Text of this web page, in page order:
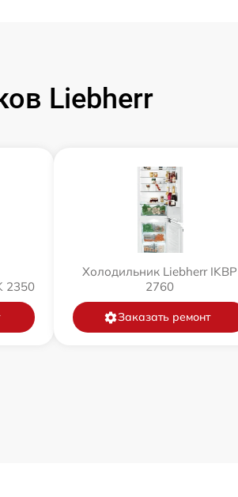
Liebherr
2350
Холодильник Liebherr IKBP
2760
Заказать ремонт